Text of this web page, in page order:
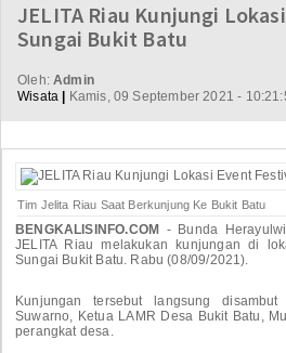
JELITA Riau Kunjungi
Sungai Bukit Batu
Oleh:Admin
Wisata
Kamis, 09 September 2021 -
Tim Jelita Riau Saat Berkunjung Ke Bukit Batu
BENGKALISINFO.COM
- Bunda
JELITA Riau melakukan kunjungan di
Sungai Bukit Batu. Rabu (08/09/2021).
Kunjungan tersebut langsung
Suwarno, Ketua LAMR Desa Bukit Batu,
perangkat desa.